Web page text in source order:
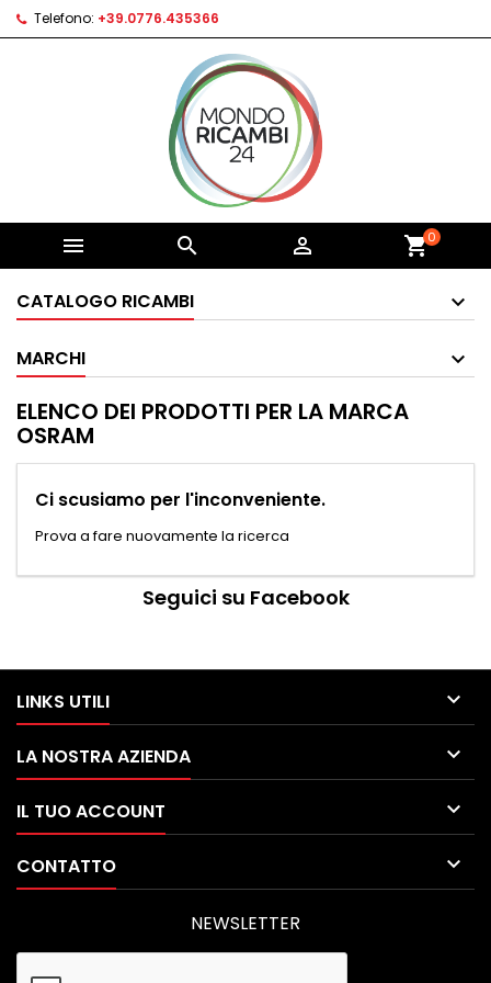
Telefono: +39.0776.435366
   shopping_cart0
CATALOGO RICAMBI
MARCHI
ELENCO DEI PRODOTTI PER LA MARCA
OSRAM
Ci scusiamo per l'inconveniente.
Prova a fare nuovamente la ricerca
Seguici su Facebook
LINKS UTILI 
LA NOSTRA AZIENDA 
IL TUO ACCOUNT 
CONTATTO 
NEWSLETTER